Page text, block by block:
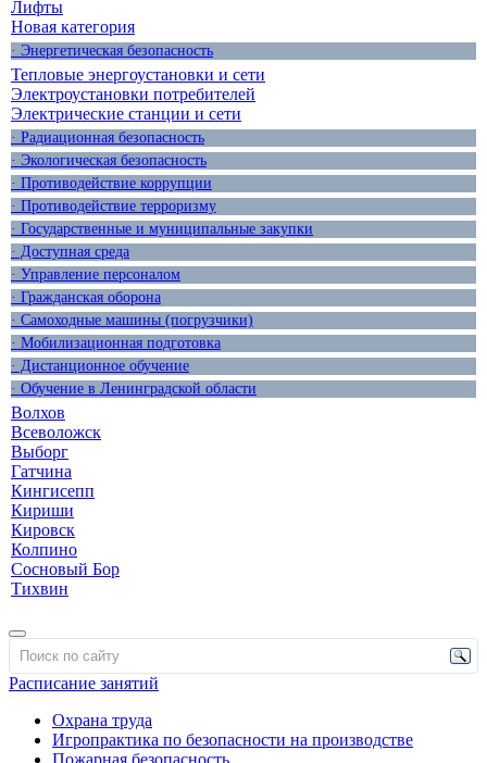
Лифты
Новая категория
· Энергетическая безопасность
Тепловые энергоустановки и сети
Электроустановки потребителей
Электрические станции и сети
· Радиационная безопасность
· Экологическая безопасность
· Противодействие коррупции
· Противодействие терроризму
· Государственные и муниципальные закупки
· Доступная среда
· Управление персоналом
· Гражданская оборона
· Самоходные машины (погрузчики)
· Мобилизационная подготовка
· Дистанционное обучение
· Обучение в Ленинградской области
Волхов
Всеволожск
Выборг
Гатчина
Кингисепп
Кириши
Кировск
Колпино
Сосновый Бор
Тихвин
Расписание занятий
Охрана труда
Игропрактика по безопасности на производстве
Пожарная безопасность